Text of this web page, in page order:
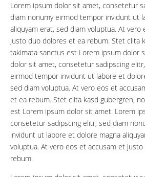
Lorem ipsum dolor sit amet, consetetur
diam nonumy eirmod tempor invidunt ut
aliquyam erat, sed diam voluptua. At
justo duo dolores et ea rebum. Stet clita
takimata sanctus est Lorem ipsum dolor
dolor sit amet, consetetur sadipscing
eirmod tempor invidunt ut labore et
sed diam voluptua. At vero eos et
et ea rebum. Stet clita kasd gubergren,
est Lorem ipsum dolor sit amet. Lorem
consetetur sadipscing elitr, sed diam
invidunt ut labore et dolore magna
voluptua. At vero eos et accusam et
rebum.